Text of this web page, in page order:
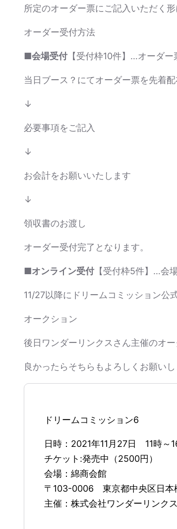
所定のオーダー票にご記入いただく形
オーダー受付方法
■会場受付 【受付枠10件】…オーダ
当日ブース？にてオーダー票を先着配
↓
必要事項をご記入
↓
お会計をお願いいたします
↓
領収書のお渡し
オーダー受付完了となります。
■オンライン受付 【受付枠5件】…会
11/27以降にドリームコミッション公
オークション
後日ワンダーリンクスさん主催のオ
良かったらそちらもよろしくお願いし
ドリームコミッション6
日時：2021年11月27日 11時～
チケット:発売中（2500円）
会場：綿商会館
〒103-0006 東京都中央区日
主催：株式会社ワンダーリンク